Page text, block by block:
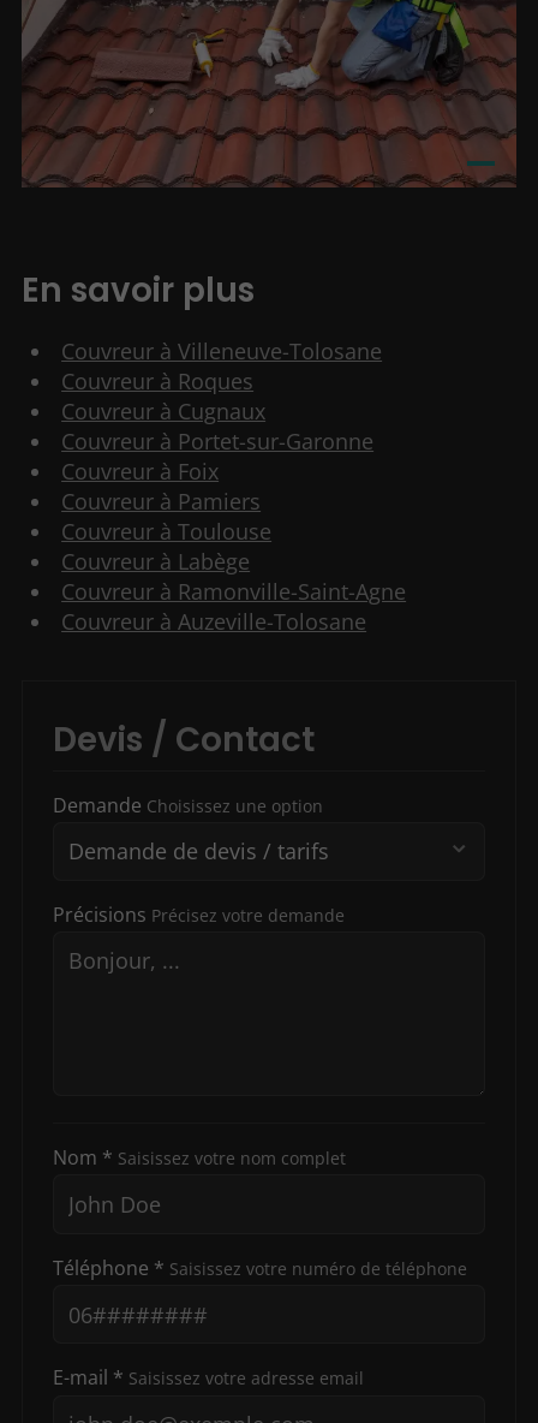
En savoir plus
Couvreur à Villeneuve-Tolosane
Couvreur à Roques
Couvreur à Cugnaux
Couvreur à Portet-sur-Garonne
Couvreur à Foix
Couvreur à Pamiers
Couvreur à Toulouse
Couvreur à Labège
Couvreur à Ramonville-Saint-Agne
Couvreur à Auzeville-Tolosane
Devis / Contact
Demande Choisissez une option
Précisions Précisez votre demande
Nom * Saisissez votre nom complet
Téléphone * Saisissez votre numéro de téléphone
E-mail * Saisissez votre adresse email